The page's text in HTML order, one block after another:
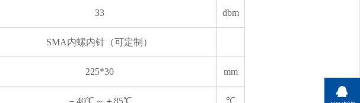
33 dbm
SMA内螺内针（可定制）
225*30 mm
－40℃～＋85℃ ℃